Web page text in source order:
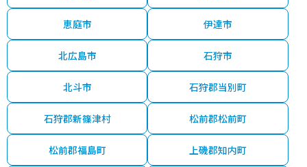
恵庭市 伊達市
北広島市 石狩市
北斗市 石狩郡当別町
石狩郡新篠津村 松前郡松前町
松前郡福島町 上磯郡知内町